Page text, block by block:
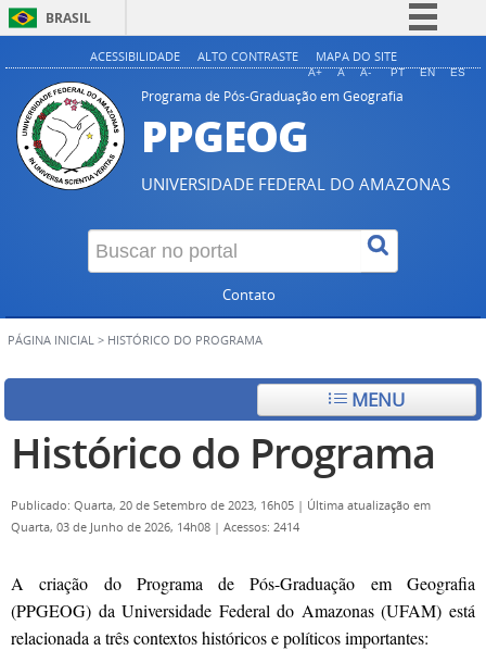
BRASIL
Simplifique!
Comunica BR
Acesso à informação
Legislação
Canais
ACESSIBILIDADE ALTO CONTRASTE MAPA DO SITE
A+ A A- PT EN ES
Programa de Pós-Graduação em Geografia
PPGEOG
UNIVERSIDADE FEDERAL DO AMAZONAS
Contato
PÁGINA INICIAL > HISTÓRICO DO PROGRAMA
MENU
Histórico do Programa
Publicado: Quarta, 20 de Setembro de 2023, 16h05 | Última atualização em
Quarta, 03 de Junho de 2026, 14h08 | Acessos: 2414
A criação do Programa de Pós-Graduação em Geografia
(PPGEOG) da Universidade Federal do Amazonas (UFAM) está
relacionada a três contextos históricos e políticos importantes: